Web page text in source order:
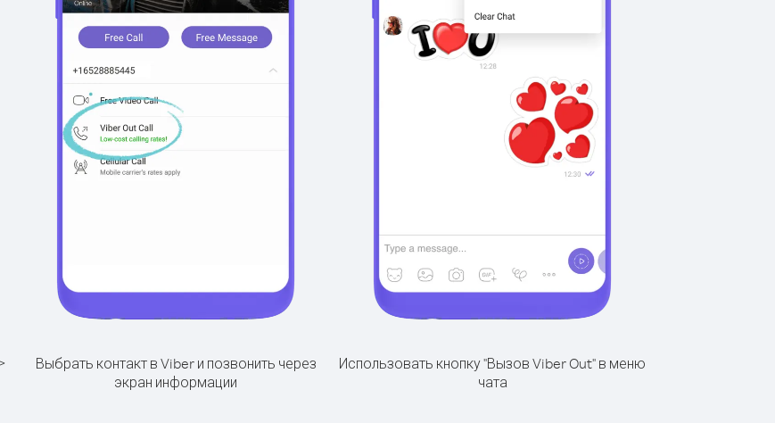
Выбрать контакт в Viber и позвонить через
экран информации
Использовать кнопку "Вызов Viber Out" в меню
чата